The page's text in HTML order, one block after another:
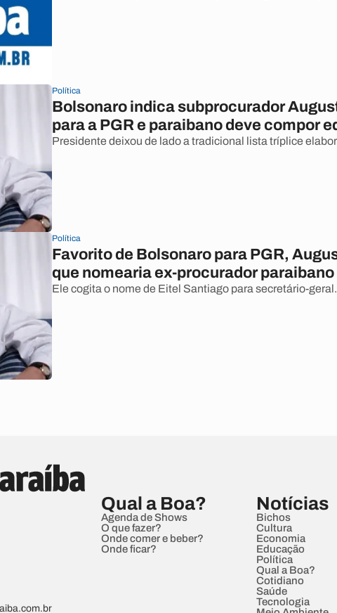
Política
Bolsonaro indica subprocurador
para a PGR e paraibano deve compor
Presidente deixou de lado a tradicional lista tríplice
Política
Favorito de Bolsonaro para PGR,
que nomearia ex-procurador paraibano
Ele cogita o nome de Eitel Santiago para secretário-geral.
Qual a Boa?
Agenda de Shows
O que fazer?
Onde comer e beber?
Onde ficar?
Notícias
Bichos
Cultura
Economia
Educação
Política
Qual a Boa?
Cotidiano
Saúde
Tecnologia